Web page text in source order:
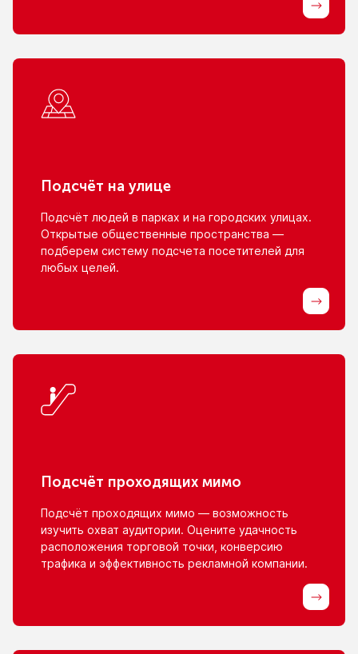
Подсчёт на улице
Подсчёт людей в парках и на городских улицах.
Открытые общественные пространства —
подберем систему подсчета посетителей для
любых целей.
Подсчёт проходящих мимо
Подсчёт проходящих мимо — возможность
изучить охват аудитории. Оцените удачность
расположения торговой точки, конверсию
трафика и эффективность рекламной компании.